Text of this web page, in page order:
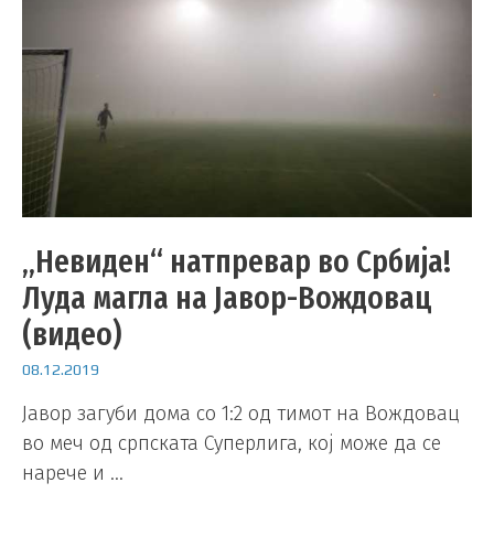
„Невиден“ натпревар во Србија!
Луда магла на Јавор-Вождовац
(видео)
08.12.2019
Јавор загуби дома со 1:2 од тимот на Вождовац
во меч од српската Суперлига, кој може да се
нарече и …